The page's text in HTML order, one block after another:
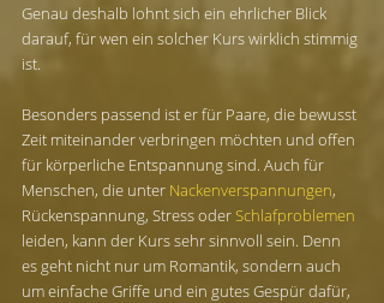
Genau deshalb lohnt sich ein ehrlicher Blick
darauf, für wen ein solcher Kurs wirklich stimmig
ist.
Besonders passend ist er für Paare, die bewusst
Zeit miteinander verbringen möchten und offen
für körperliche Entspannung sind. Auch für
Menschen, die unter Nackenverspannungen,
Rückenspannung, Stress oder Schlafproblemen
leiden, kann der Kurs sehr sinnvoll sein. Denn
es geht nicht nur um Romantik, sondern auch
um einfache Griffe und ein gutes Gespür dafür,